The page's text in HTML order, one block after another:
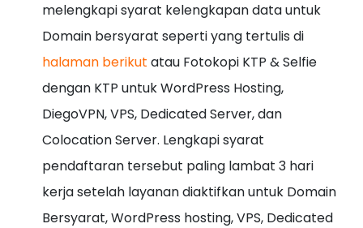
melengkapi syarat kelengkapan data untuk
Domain bersyarat seperti yang tertulis di
halaman berikut atau Fotokopi KTP & Selfie
dengan KTP untuk WordPress Hosting,
DiegoVPN, VPS, Dedicated Server, dan
Colocation Server. Lengkapi syarat
pendaftaran tersebut paling lambat 3 hari
kerja setelah layanan diaktifkan untuk Domain
Bersyarat, WordPress hosting, VPS, Dedicated